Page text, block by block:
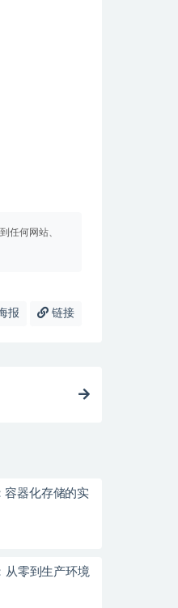
任何网站、
报 链接
容器化存储的实
从零到生产环境